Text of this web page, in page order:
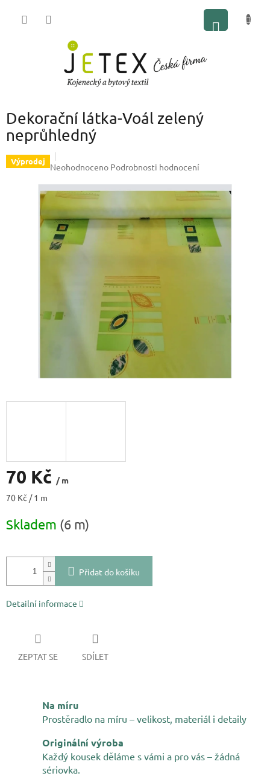
Dekorační látka-Voál zelený
neprůhledný
Výprodej Průměrné
produktu
0,0
z
5
hvězdiček.
Neohodnoceno Podrobnosti hodnocení
70 Kč / m
Měrná
70 Kč / 1 m
Skladem (6 m)
Přidat do košíku
Detailní informace
ZEPTAT SE SDÍLET
Na míru
Prostěradlo na míru – velikost, materiál i detaily
Originální výroba
Každý kousek děláme s vámi a pro vás – žádná
sériovka.